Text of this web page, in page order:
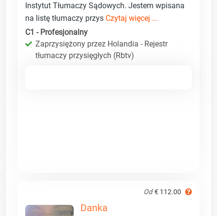
Instytut Tłumaczy Sądowych. Jestem wpisana
na listę tłumaczy przys Czytaj więcej ...
C1 - Profesjonalny
Zaprzysiężony przez Holandia - Rejestr
tłumaczy przysięgłych (Rbtv)
Od € 112.00
Danka